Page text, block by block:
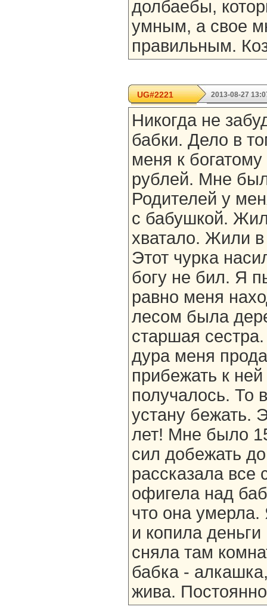
долбаебы,
умным, а свое
правильным.
UG#2221 2013-08-27
Никогда не
бабки. Дело в
меня к
рублей. Мне
Родителей у
с бабушкой.
хватало. Жили
Этот чурка
богу не бил. Я
равно меня
лесом была
старшая
дура меня
прибежать к
получалось. То
устану бежать.
лет! Мне было
сил добежать
рассказала
офигела над
что она
и копила
сняла там
бабка -
жива.